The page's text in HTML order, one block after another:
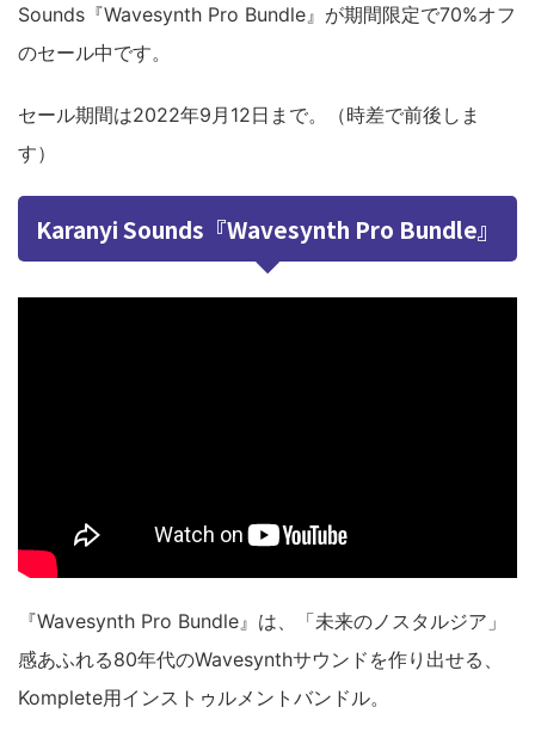
Sounds『Wavesynth Pro Bundle』が期間限定で70%オフ
のセール中です。
セール期間は2022年9月12日まで。（時差で前後しま
す）
Karanyi Sounds『Wavesynth Pro Bundle』
『Wavesynth Pro Bundle』は、「未来のノスタルジア」
感あふれる80年代のWavesynthサウンドを作り出せる、
Komplete用インストゥルメントバンドル。